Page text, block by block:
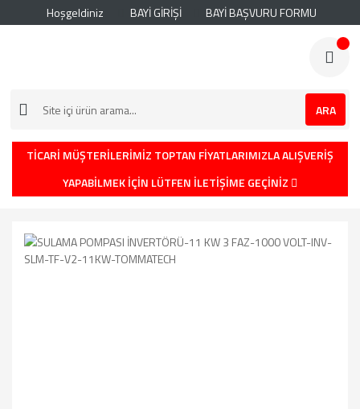
Hoşgeldiniz BAYİ GİRİŞİ BAYİ BAŞVURU FORMU
ARA
TİCARİ MÜŞTERİLERİMİZ TOPTAN FİYATLARIMIZLA ALIŞVERİŞ
YAPABİLMEK İÇİN LÜTFEN İLETİŞİME GEÇİNİZ